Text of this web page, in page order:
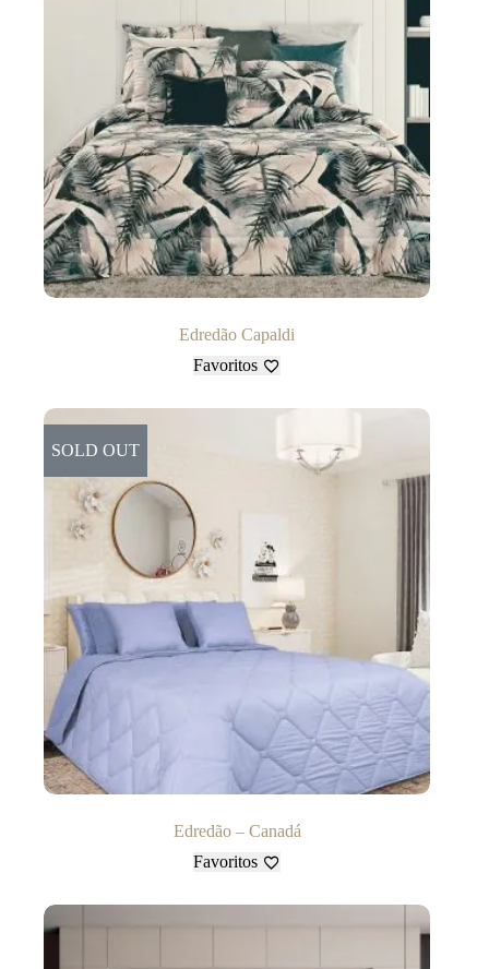
Edredão Capaldi
Favoritos
SOLD OUT
Edredão – Canadá
Favoritos